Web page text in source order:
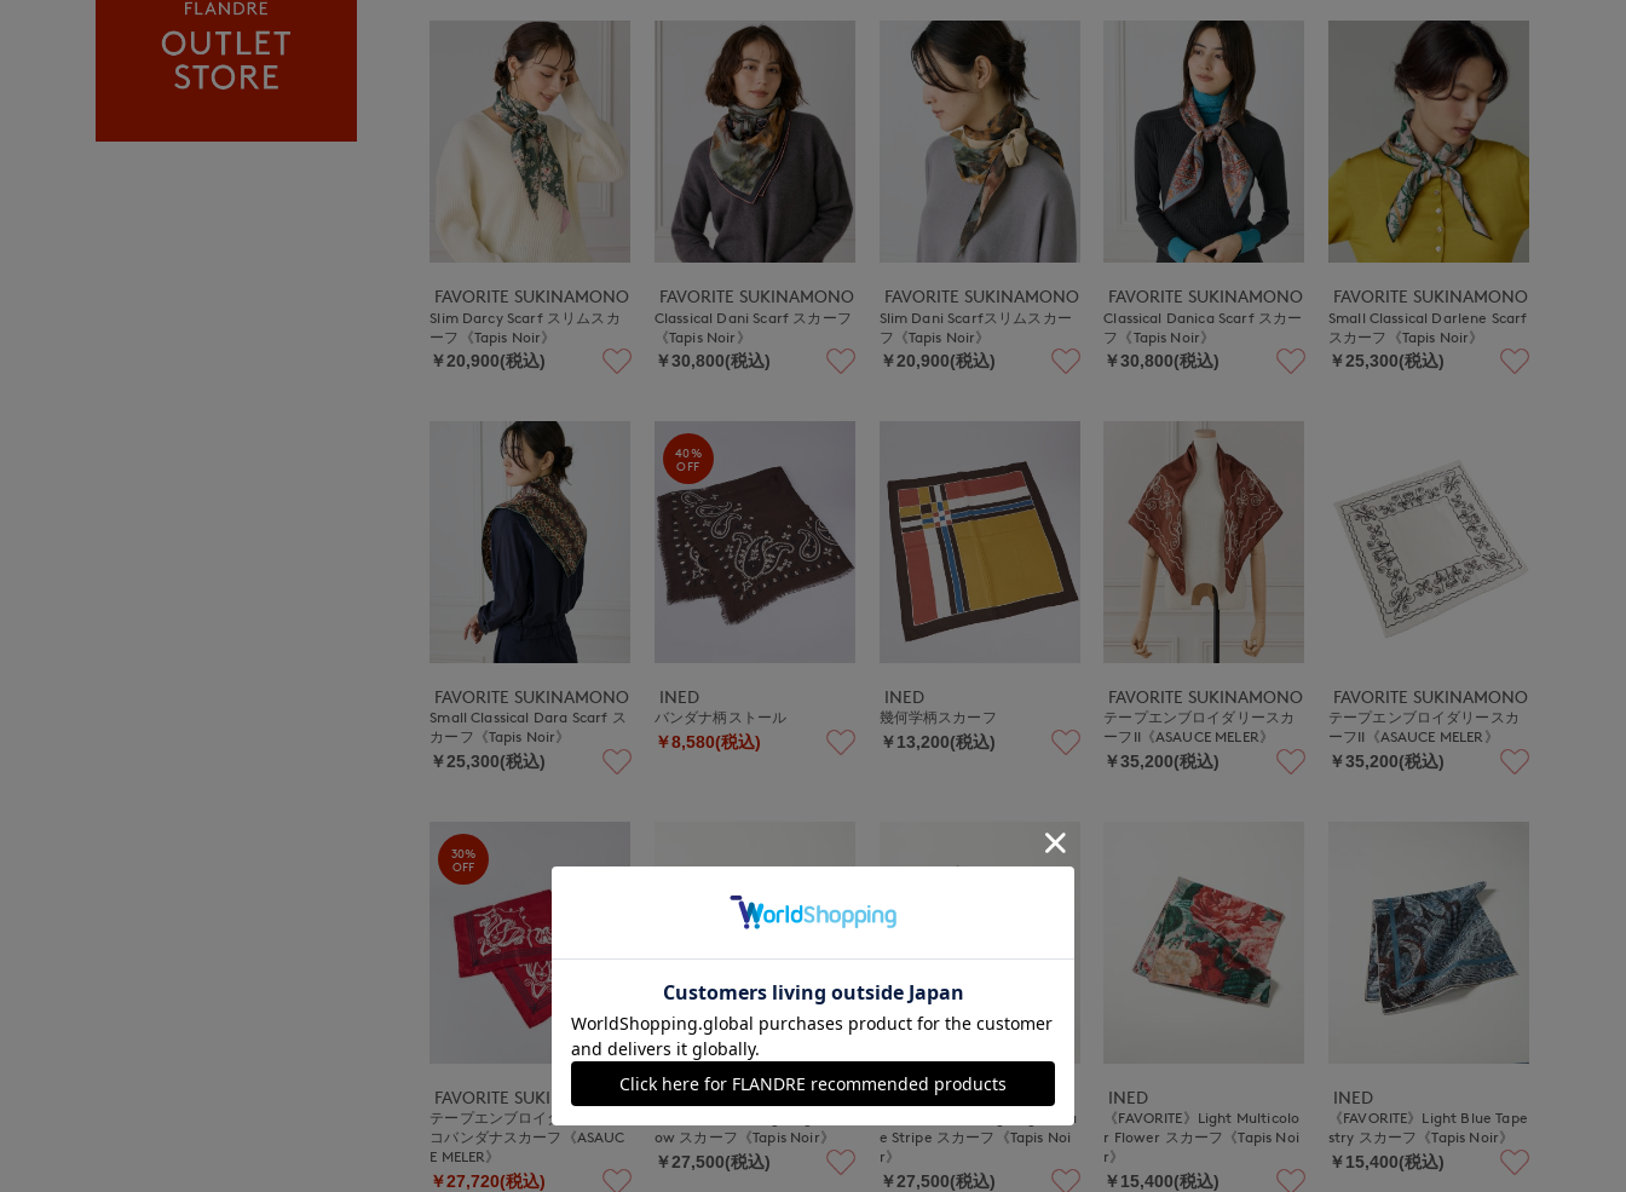
FAVORITE SUKINAMONO
Slim Darcy Scarf スリムスカ
ーフ《Tapis Noir》
￥20,900(税込)
FAVORITE SUKINAMONO
Classical Dani Scarf スカーフ
《Tapis Noir》
￥30,800(税込)
FAVORITE SUKINAMONO
Slim Dani Scarfスリムスカー
フ《Tapis Noir》
￥20,900(税込)
FAVORITE SUKINAMONO
Classical Danica Scarf スカー
フ《Tapis Noir》
￥30,800(税込)
FAVORITE SUKINAMONO
Small Classical Darlene Scarf
スカーフ《Tapis Noir》
￥25,300(税込)
FAVORITE SUKINAMONO
Small Classical Dara Scarf ス
カーフ《Tapis Noir》
￥25,300(税込)
40%
OFF
INED
バンダナ柄ストール
￥8,580(税込)
INED
幾何学柄スカーフ
￥13,200(税込)
FAVORITE SUKINAMONO
テープエンブロイダリースカ
ーフII《ASAUCE MELER》
￥35,200(税込)
FAVORITE SUKINAMONO
テープエンブロイダリースカ
ーフII《ASAUCE MELER》
￥35,200(税込)
30%
OFF
FAVORITE SUKINAMONO
テープエンブロイダリー トリ
コバンダナスカーフ《ASAUC
E MELER》
￥27,720(税込)
INED
ow スカーフ《Tapis Noir》
￥27,500(税込)
INED
《FAVORITE》Large Light Blu
e Stripe スカーフ《Tapis Noi
r》
￥27,500(税込)
INED
《FAVORITE》Light Multicolo
r Flower スカーフ《Tapis Noi
r》
￥15,400(税込)
INED
《FAVORITE》Light Blue Tape
stry スカーフ《Tapis Noir》
￥15,400(税込)